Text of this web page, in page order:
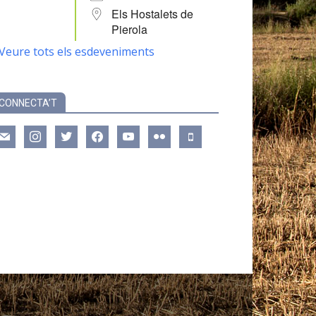
Els Hostalets de
Pierola
tots els esdeveniments
instagramtwitter facebookyoutube flickr mobile